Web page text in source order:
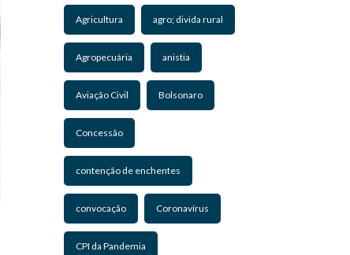
Agricultura agro; divida rural
Agropecuária anistia
Aviação Civil Bolsonaro
Concessão
contenção de enchentes
convocação Coronavírus
CPI da Pandemia